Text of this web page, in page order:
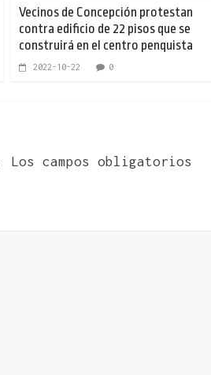
Vecinos de Concepción protestan
contra edificio de 22 pisos que se
construirá en el centro penquista
2022-10-22 0
Los campos obligatorios